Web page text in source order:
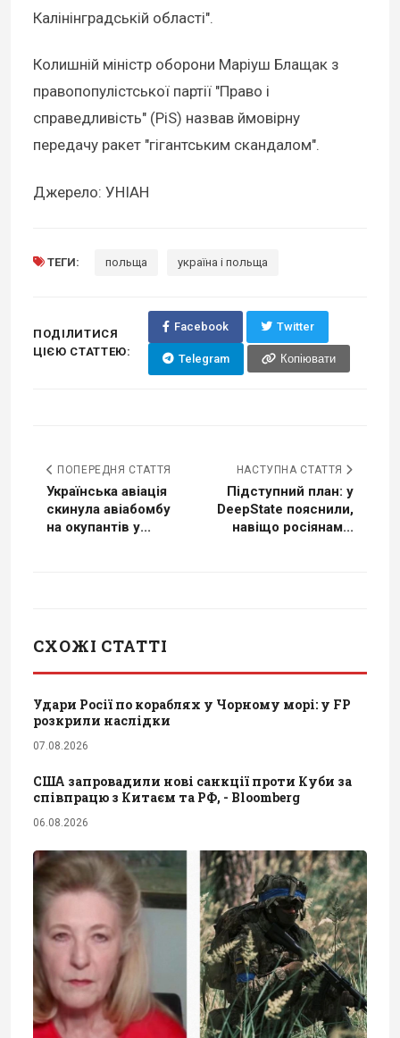
Калінінградській області".
Колишній міністр оборони Маріуш Блащак з
правопопулістської партії "Право і
справедливість" (PiS) назвав ймовірну
передачу ракет "гігантським скандалом".
Джерело: УНІАН
ТЕГИ: польща україна і польща
ПОДІЛИТИСЯ
ЦІЄЮ СТАТТЕЮ:
Facebook Twitter
Telegram Копіювати
ПОПЕРЕДНЯ СТАТТЯ
Українська авіація
скинула авіабомбу
на окупантів у...
НАСТУПНА СТАТТЯ
Підступний план: у
DeepState пояснили,
навіщо росіянам...
СХОЖІ СТАТТІ
Удари Росії по кораблях у Чорному морі: у FP
розкрили наслідки
07.08.2026
США запровадили нові санкції проти Куби за
співпрацю з Китаєм та РФ, - Bloomberg
06.08.2026